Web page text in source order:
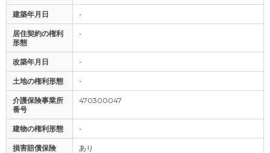
建築年月日 -
居住契約の権利
形態
-
改築年月日 -
土地の権利形態 -
介護保険事業所
番号
470300047
建物の権利形態 -
損害賠償保険 あり